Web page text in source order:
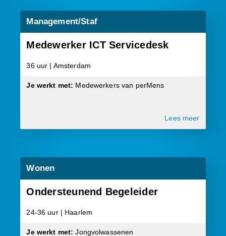
Management/Staf
Medewerker ICT Servicedesk
36 uur | Amsterdam
Je werkt met: Medewerkers van perMens
Lees meer
Wonen
Ondersteunend Begeleider
24-36 uur | Haarlem
Je werkt met:Jongvolwassenen